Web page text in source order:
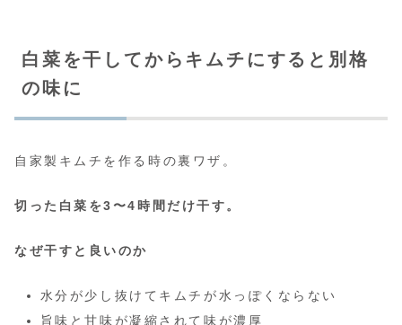
白菜を干してからキムチにすると別格
の味に
自家製キムチを作る時の裏ワザ。
切った白菜を3〜4時間だけ干す。
なぜ干すと良いのか
水分が少し抜けてキムチが水っぽくならない
旨味と甘味が凝縮されて味が濃厚